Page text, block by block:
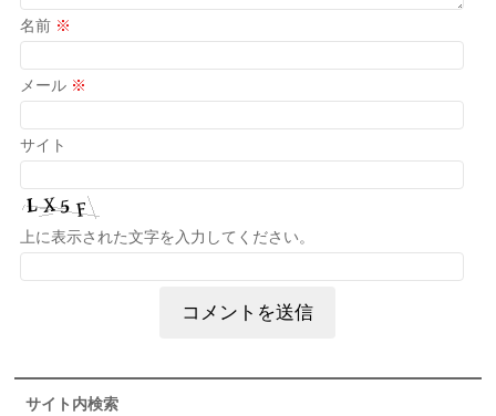
名前 ※
メール ※
サイト
上に表示された文字を入力してください。
サイト内検索